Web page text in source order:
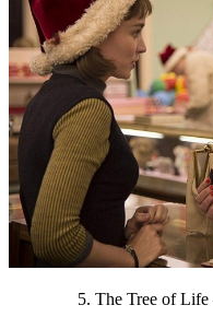
5. The Tree of